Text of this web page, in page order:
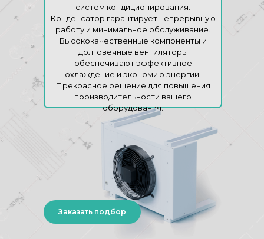
систем кондиционирования.
Конденсатор гарантирует непрерывную
работу и минимальное обслуживание.
Высококачественные компоненты и
долговечные вентиляторы
обеспечивают эффективное
охлаждение и экономию энергии.
Прекрасное решение для повышения
производительности вашего
оборудования.
Заказать подбор